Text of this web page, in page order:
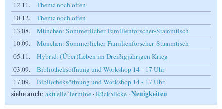
12.11.
Thema noch offen
10.12.
Thema noch offen
13.08.
München: Sommerlicher Familienforscher-Stammtisch
10.09.
München: Sommerlicher Familienforscher-Stammtisch
05.11.
Hybrid: (Über)Leben im Dreißigjährigen Krieg
03.09.
Bibliotheksöffnung und Workshop 14 - 17 Uhr
17.09.
Bibliotheksöffnung und Workshop 14 - 17 Uhr
siehe auch: aktuelle Termine ·Rückblicke ·Neuigkeiten